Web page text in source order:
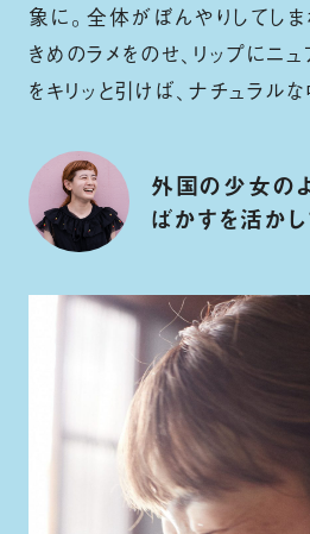
象に。全体がぼんやりしてし
きめのラメをのせ、リップにニ
をキリッと引けば、ナチュラル
外国の少女の
ばかすを活か